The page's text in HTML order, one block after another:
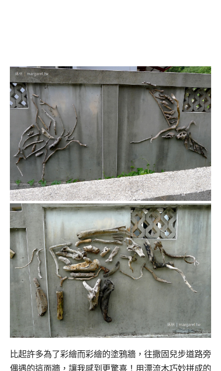
比起許多為了彩繪而彩繪的塗鴉牆，往撒固兒步道路旁
偶遇的這面牆，讓我感到更驚喜！用漂流木巧妙拼成的